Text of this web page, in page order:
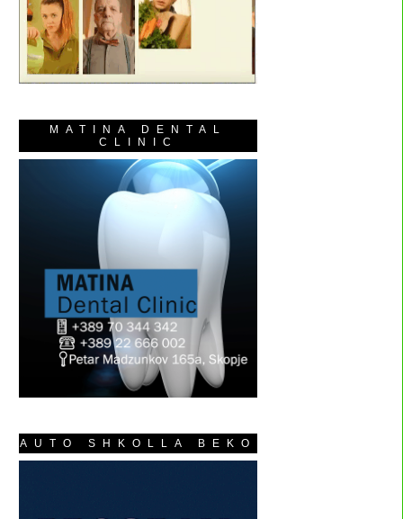
MATINA DENTAL
CLINIC
AUTO SHKOLLA BEKO